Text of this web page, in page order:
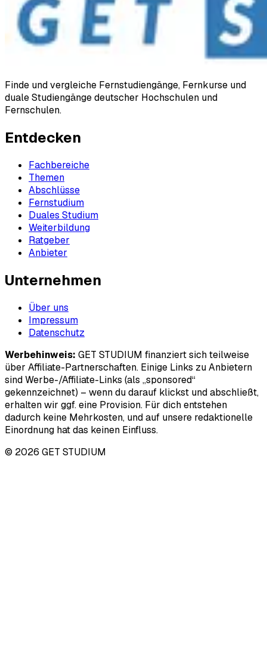
Finde und vergleiche Fernstudiengänge, Fernkurse und
duale Studiengänge deutscher Hochschulen und
Fernschulen.
Entdecken
Fachbereiche
Themen
Abschlüsse
Fernstudium
Duales Studium
Weiterbildung
Ratgeber
Anbieter
Unternehmen
Über uns
Impressum
Datenschutz
Werbehinweis: GET STUDIUM finanziert sich teilweise
über Affiliate-Partnerschaften. Einige Links zu Anbietern
sind Werbe-/Affiliate-Links (als „sponsored“
gekennzeichnet) – wenn du darauf klickst und abschließt,
erhalten wir ggf. eine Provision. Für dich entstehen
dadurch keine Mehrkosten, und auf unsere redaktionelle
Einordnung hat das keinen Einfluss.
© 2026 GET STUDIUM